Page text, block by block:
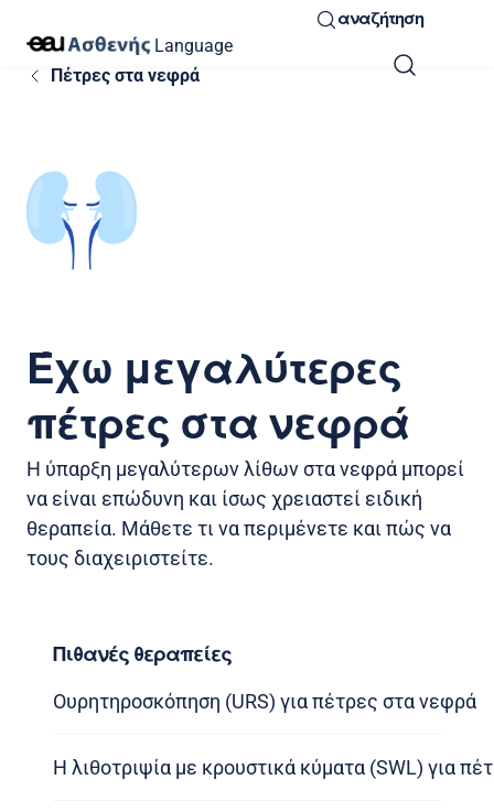
Language
αναζήτηση
Πέτρες στα νεφρά
Έχω μεγαλύτερες
πέτρες στα νεφρά
Η ύπαρξη μεγαλύτερων λίθων στα νεφρά μπορεί
να είναι επώδυνη και ίσως χρειαστεί ειδική
θεραπεία. Μάθετε τι να περιμένετε και πώς να
τους διαχειριστείτε.
Πιθανές θεραπείες
Ουρητηροσκόπηση (URS) για πέτρες στα νεφρά
Η λιθοτριψία με κρουστικά κύματα (SWL) για